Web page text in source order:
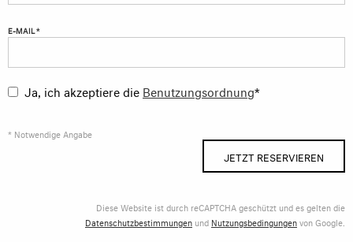
E-MAIL *
Ja, ich akzeptiere die Benutzungsordnung*
* Notwendige Angabe
JETZT RESERVIEREN
Diese Website ist durch reCAPTCHA geschützt und es gelten die
Datenschutzbestimmungen und Nutzungsbedingungenvon Google.